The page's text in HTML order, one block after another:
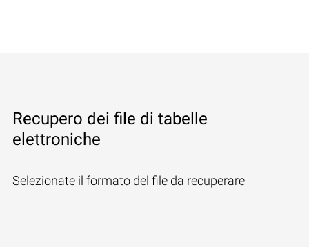
Recupero dei file di tabelle
elettroniche
Selezionate il formato del file da recuperare